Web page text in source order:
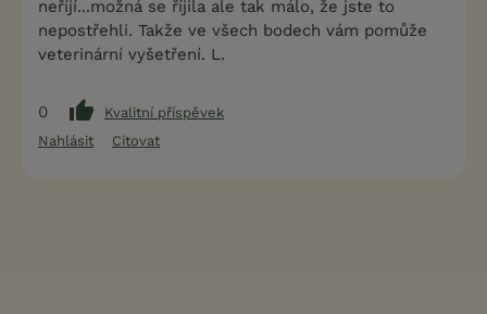
neříjí...možná se říjila ale tak málo, že jste to
nepostřehli. Takže ve všech bodech vám pomůže
veterinární vyšetření. L.
0
Kvalitní příspěvek
Nahlásit
Citovat